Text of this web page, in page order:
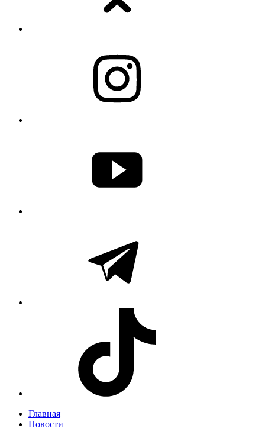
Главная
Новости